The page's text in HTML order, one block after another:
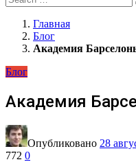
Главная
Блог
Академия
Блог
Академия
Опубликовано 28
772 0